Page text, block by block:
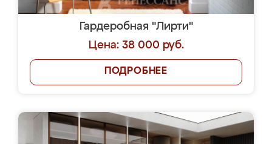
Гардеробная "Лирти"
Цена: 38 000 руб.
ПОДРОБНЕЕ